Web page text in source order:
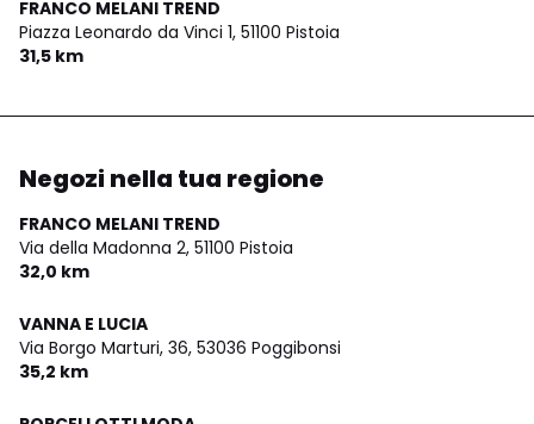
FRANCO MELANI TREND
Piazza Leonardo da Vinci 1, 51100 Pistoia
31,5 km
Negozi nella tua regione
FRANCO MELANI TREND
Via della Madonna 2, 51100 Pistoia
32,0 km
VANNA E LUCIA
Via Borgo Marturi, 36, 53036 Poggibonsi
35,2 km